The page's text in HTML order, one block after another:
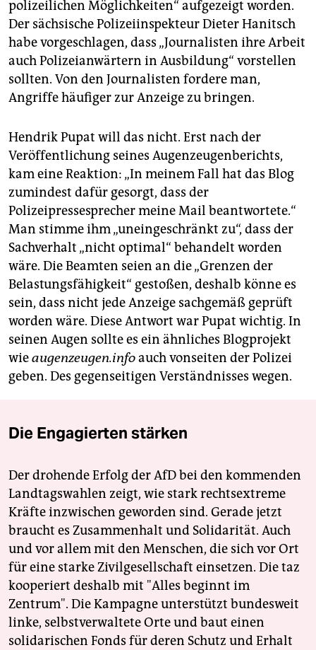
polizeilichen Möglichkeiten“ aufgezeigt worden.
Der sächsische Polizeiinspekteur Dieter Hanitsch
habe vorgeschlagen, dass „Journalisten ihre Arbeit
auch Polizeianwärtern in Ausbildung“ vorstellen
sollten. Von den Journalisten fordere man,
Angriffe häufiger zur Anzeige zu bringen.
Hendrik Pupat will das nicht. Erst nach der
Veröffentlichung seines Augenzeugenberichts,
kam eine Reaktion: „In meinem Fall hat das Blog
zumindest dafür gesorgt, dass der
Polizeipressesprecher meine Mail beantwortete.“
Man stimme ihm „uneingeschränkt zu“, dass der
Sachverhalt „nicht optimal“ behandelt worden
wäre. Die Beamten seien an die „Grenzen der
Belastungsfähigkeit“ gestoßen, deshalb könne es
sein, dass nicht jede Anzeige sachgemäß geprüft
worden wäre. Diese Antwort war Pupat wichtig. In
seinen Augen sollte es ein ähnliches Blogprojekt
wieaugenzeugen.infoauch vonseiten der Polizei
geben. Des gegenseitigen Verständnisses wegen.
Die Engagierten stärken
Der drohende Erfolg der AfD bei den kommenden
Landtagswahlen zeigt, wie stark rechtsextreme
Kräfte inzwischen geworden sind. Gerade jetzt
braucht es Zusammenhalt und Solidarität. Auch
und vor allem mit den Menschen, die sich vor Ort
für eine starke Zivilgesellschaft einsetzen. Die taz
kooperiert deshalb mit "Alles beginnt im
Zentrum". Die Kampagne unterstützt bundesweit
linke, selbstverwaltete Orte und baut einen
solidarischen Fonds für deren Schutz und Erhalt